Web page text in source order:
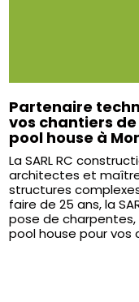
Partenaire
vos chantiers
pool house à
La SARL RC
architectes et
structures
faire de 25 ans, la
pose de charpentes,
pool house pour vos